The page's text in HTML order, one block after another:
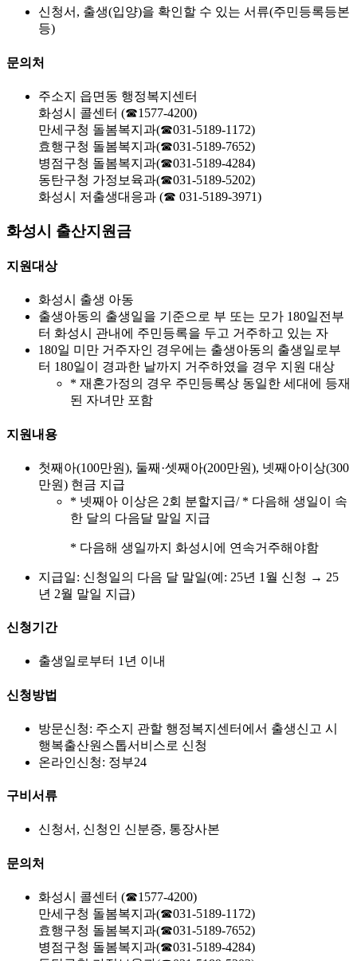
신청서, 출생(입양)을 확인할 수 있는 서류(주민등록등본
등)
문의처
주소지 읍면동 행정복지센터
화성시 콜센터 (☎1577-4200)
만세구청 돌봄복지과(☎031-5189-1172)
효행구청 돌봄복지과(☎031-5189-7652)
병점구청 돌봄복지과(☎031-5189-4284)
동탄구청 가정보육과(☎031-5189-5202)
화성시 저출생대응과 (☎ 031-5189-3971)
화성시 출산지원금
지원대상
화성시 출생 아동
출생아동의 출생일을 기준으로 부 또는 모가 180일전부
터 화성시 관내에 주민등록을 두고 거주하고 있는 자
180일 미만 거주자인 경우에는 출생아동의 출생일로부
터 180일이 경과한 날까지 거주하였을 경우 지원 대상
* 재혼가정의 경우 주민등록상 동일한 세대에 등재
된 자녀만 포함
지원내용
첫째아(100만원), 둘째·셋째아(200만원), 넷째아이상(300
만원) 현금 지급
* 넷째아 이상은 2회 분할지급/ * 다음해 생일이 속
한 달의 다음달 말일 지급
* 다음해 생일까지 화성시에 연속거주해야함
지급일: 신청일의 다음 달 말일(예: 25년 1월 신청 → 25
년 2월 말일 지급)
신청기간
출생일로부터 1년 이내
신청방법
방문신청: 주소지 관할 행정복지센터에서 출생신고 시
행복출산원스톱서비스로 신청
온라인신청: 정부24
구비서류
신청서, 신청인 신분증, 통장사본
문의처
화성시 콜센터 (☎1577-4200)
만세구청 돌봄복지과(☎031-5189-1172)
효행구청 돌봄복지과(☎031-5189-7652)
병점구청 돌봄복지과(☎031-5189-4284)